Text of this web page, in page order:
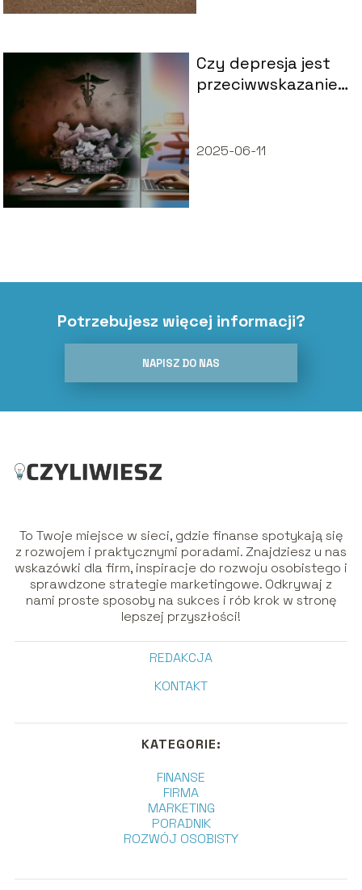
Czy depresja jest
przeciwwskazaniem
2025-06-11
Potrzebujesz więcej informacji?
NAPISZ DO NAS
To Twoje miejsce w sieci, gdzie finanse spotykają się
z rozwojem i praktycznymi poradami. Znajdziesz u nas
wskazówki dla firm, inspiracje do rozwoju osobistego i
sprawdzone strategie marketingowe. Odkrywaj z
nami proste sposoby na sukces i rób krok w stronę
lepszej przyszłości!
REDAKCJA
KONTAKT
KATEGORIE:
FINANSE
FIRMA
MARKETING
PORADNIK
ROZWÓJ OSOBISTY